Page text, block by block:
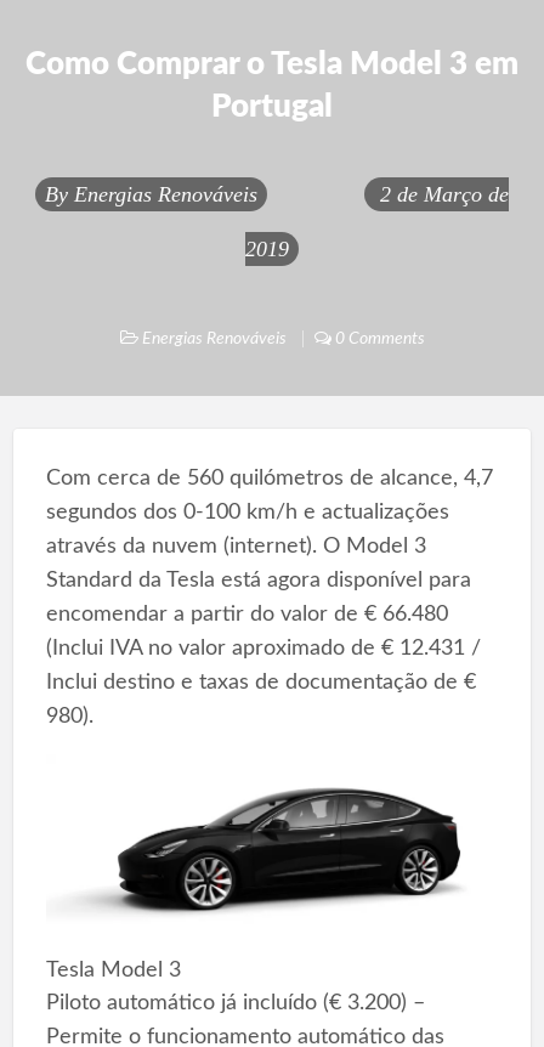
Como Comprar o Tesla Model 3 em
Portugal
By Energias Renováveis 2 de Março de
2019
Energias Renováveis 0 Comments
Com cerca de 560 quilómetros de alcance, 4,7
segundos dos 0-100 km/h e actualizações
através da nuvem (internet). O Model 3
Standard da Tesla está agora disponível para
encomendar a partir do valor de € 66.480
(Inclui IVA no valor aproximado de € 12.431 /
Inclui destino e taxas de documentação de €
980).
Tesla Model 3
Piloto automático já incluído (€ 3.200) –
Permite o funcionamento automático das